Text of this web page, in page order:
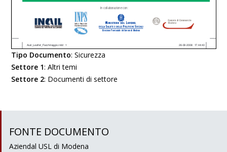
Tipo Documento:Sicurezza
Settore 1:Altri temi
Settore 2: Documenti di settore
FONTE DOCUMENTO
Aziendal USL di Modena